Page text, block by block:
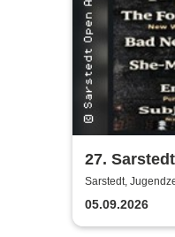
27.
Sarstedt,
05.09.2026